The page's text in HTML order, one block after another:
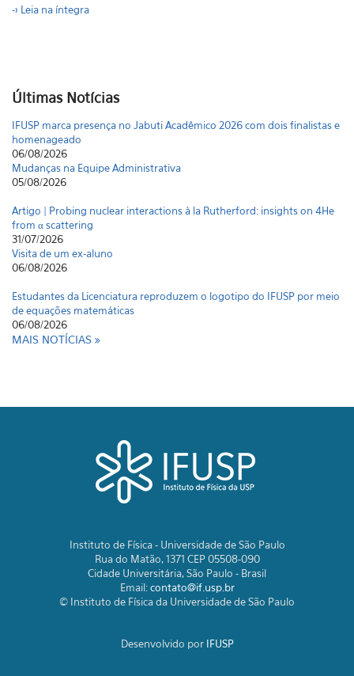
-> Leia na íntegra
Últimas Notícias
IFUSP marca presença no Jabuti Acadêmico 2026 com dois finalistas e
homenageado
06/08/2026
Mudanças na Equipe Administrativa
05/08/2026
Artigo | Probing nuclear interactions à la Rutherford: insights on 4He
from α scattering
31/07/2026
Visita de um ex-aluno
06/08/2026
Estudantes da Licenciatura reproduzem o logotipo do IFUSP por meio
de equações matemáticas
06/08/2026
MAIS NOTÍCIAS
Instituto de Física - Universidade de São Paulo
Rua do Matão, 1371 CEP 05508-090
Cidade Universitária, São Paulo - Brasil
Email:contato@if.usp.br
© Instituto de Física da Universidade de São Paulo
Desenvolvido por IFUSP